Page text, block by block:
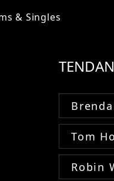
& Singles
Tom
Robin